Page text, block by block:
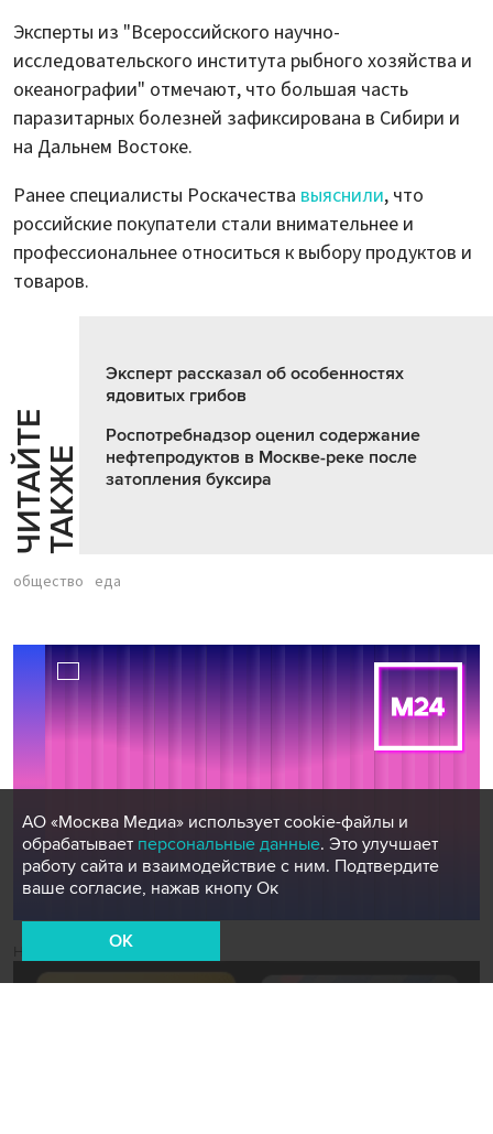
Эксперты из "Всероссийского научно-
исследовательского института рыбного хозяйства и
океанографии" отмечают, что большая часть
паразитарных болезней зафиксирована в Сибири и
на Дальнем Востоке.
Ранее специалисты Роскачества выяснили, что
российские покупатели стали внимательнее и
профессиональнее относиться к выбору продуктов и
товаров.
Ч
И
Т
АЙ
Т
Е
Т
А
К
ЖЕ
Эксперт рассказал об особенностях
ядовитых грибов
Роспотребнадзор оценил содержание
нефтепродуктов в Москве-реке после
затопления буксира
общество еда
Новости СМИ2
АО «Москва Медиа» использует cookie-файлы и
обрабатывает персональные данные. Это улучшает
работу сайта и взаимодействие с ним. Подтвердите
ваше согласие, нажав кнопу Ок
OK